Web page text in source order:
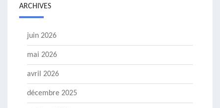
ARCHIVES
juin 2026
mai 2026
avril 2026
décembre 2025